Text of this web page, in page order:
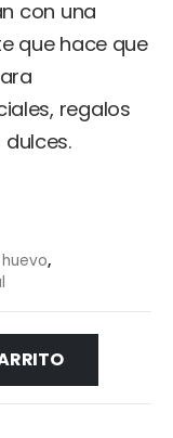
con una
que hace que
regalos
huevo,